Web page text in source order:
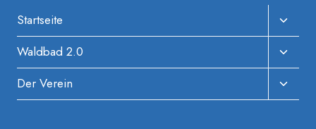
Startseite
Waldbad 2.0
Der Verein